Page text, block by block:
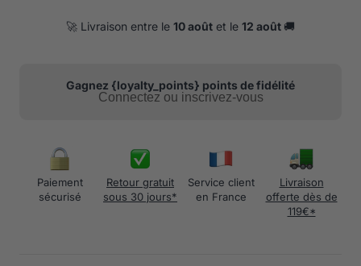
🚀 Livraison entre le 10 août et le 12 août 🚚
Gagnez {loyalty_points} points de fidélité
Connectez ou inscrivez-vous
Paiement
sécurisé
Retour gratuit
sous 30 jours*
Service client
en France
Livraison
offerte dès de
119€*